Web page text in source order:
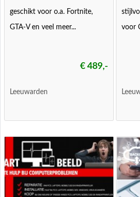
geschikt voor o.a. Fortnite,
GTA-V en veel meer...
€ 489,-
Leeuwarden
voor